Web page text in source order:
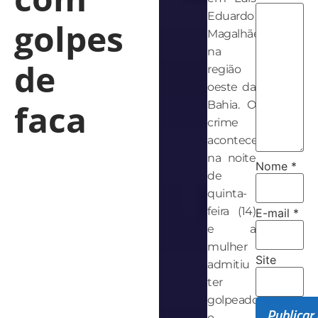
golpes
de
faca
Eduardo
Magalhães,
na
região
oeste da
Bahia. O
crime
aconteceu
na noite
de
quinta-
feira (14)
e a
mulher
admitiu
ter
golpeado
Nome *
E-mail *
Site